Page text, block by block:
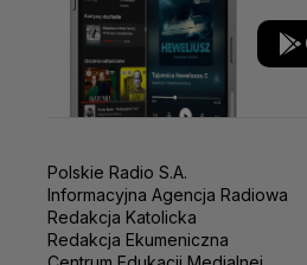
Polskie Radio S.A.
Informacyjna Agencja Radiowa
Redakcja Katolicka
Redakcja Ekumeniczna